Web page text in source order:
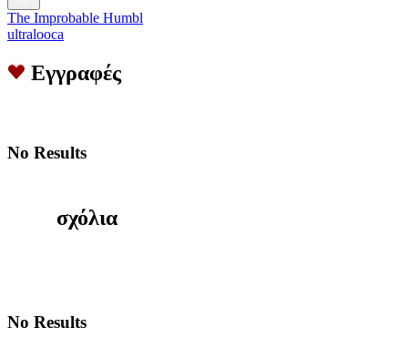
The Improbable Humbl
ultralooca
Εγγραφές
No Results
σχόλια
No Results